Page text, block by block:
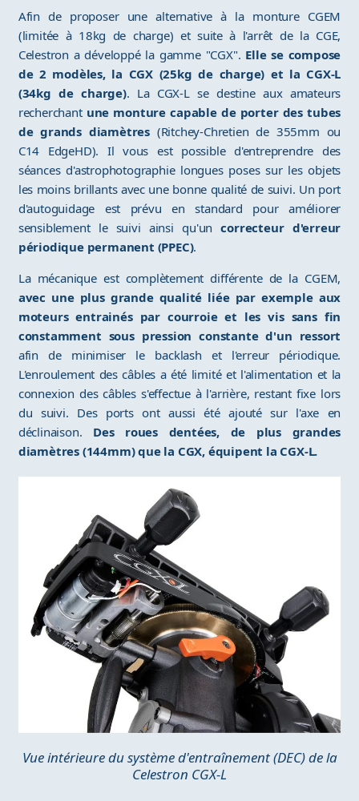
Afin de proposer une alternative à la monture CGEM
(limitée à 18kg de charge) et suite à l'arrêt de la CGE,
Celestron a développé la gamme "CGX". Elle se compose
de 2 modèles, la CGX (25kg de charge) et la CGX-L
(34kg de charge). La CGX-L se destine aux amateurs
recherchant une monture capable de porter des tubes
de grands diamètres (Ritchey-Chretien de 355mm ou
C14 EdgeHD). Il vous est possible d'entreprendre des
séances d'astrophotographie longues poses sur les objets
les moins brillants avec une bonne qualité de suivi. Un port
d'autoguidage est prévu en standard pour améliorer
sensiblement le suivi ainsi qu'uncorrecteur d'erreur
périodique permanent (PPEC).
La mécanique est complètement différente de la CGEM,
avec une plus grande qualité liée par exemple aux
moteurs entrainés par courroie et les vis sans fin
constamment sous pression constante d'un ressort
afin de minimiser le backlash et l'erreur périodique.
L'enroulement des câbles a été limité et l'alimentation et la
connexion des câbles s'effectue à l'arrière, restant fixe lors
du suivi. Des ports ont aussi été ajouté sur l'axe en
déclinaison. Des roues dentées, de plus grandes
diamètres (144mm) que la CGX, équipent la CGX-L.
Vue intérieure du système d'entraînement (DEC) de la
Celestron CGX-L